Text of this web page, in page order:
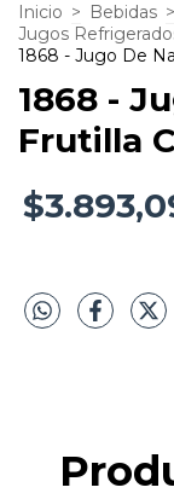
Inicio > Bebidas >
Jugos
1868 - Jugo De
1868 -
Frutilla